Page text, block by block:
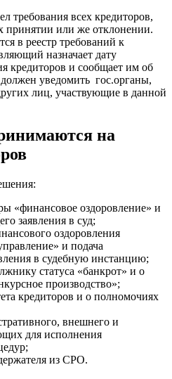
требования всех кредиторов,
принятии или же отклонении.
в реестр требований к
назначает дату
кредиторов и сообщает им об
уведомить гос.органы,
лиц, участвующие в данной
на
«финансовое оздоровление» и
заявления в суд;
оздоровления
и подача
в судебную инстанцию;
статуса «банкрот» и о
производство»;
кредиторов и о полномочиях
внешнего и
для исполнения
из СРО.